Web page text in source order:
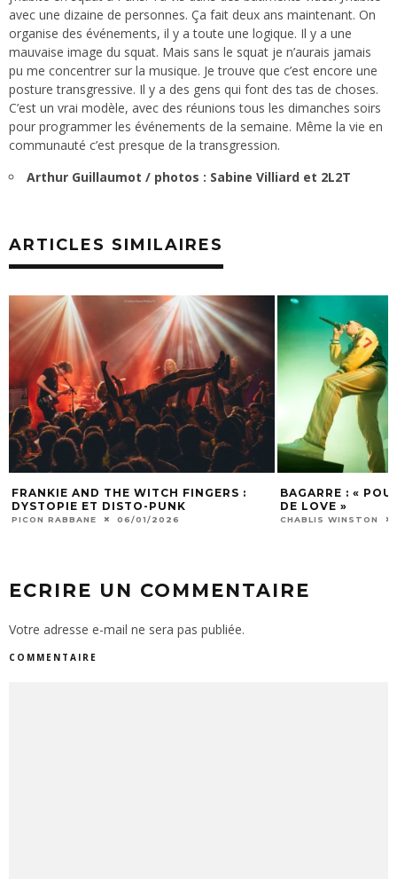
avec une dizaine de personnes. Ça fait deux ans maintenant. On
organise des événements, il y a toute une logique. Il y a une
mauvaise image du squat. Mais sans le squat je n’aurais jamais
pu me concentrer sur la musique. Je trouve que c’est encore une
posture transgressive. Il y a des gens qui font des tas de choses.
C’est un vrai modèle, avec des réunions tous les dimanches soirs
pour programmer les événements de la semaine. Même la vie en
communauté c’est presque de la transgression.
Arthur Guillaumot / photos : Sabine Villiard et 2L2T
ARTICLES SIMILAIRES
FRANKIE AND THE WITCH FINGERS :
DYSTOPIE ET DISTO-PUNK
PICON RABBANE 06/01/2026
BAGARRE : «
DE LOVE »
CHABLIS WINSTON
ECRIRE UN COMMENTAIRE
Votre adresse e-mail ne sera pas publiée.
COMMENTAIRE